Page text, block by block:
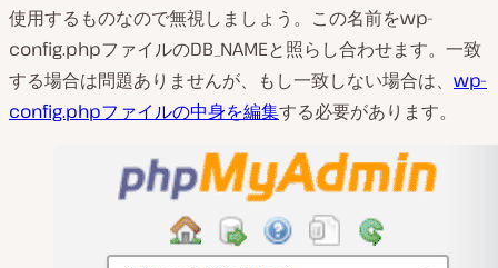
使用するものなので無視しましょう。この名前をwp-
config.phpファイルのDB_NAMEと照らし合わせます。一致
する場合は問題ありませんが、もし一致しない場合は、 wp-
config.phpファイルの中身を編集する必要があります。